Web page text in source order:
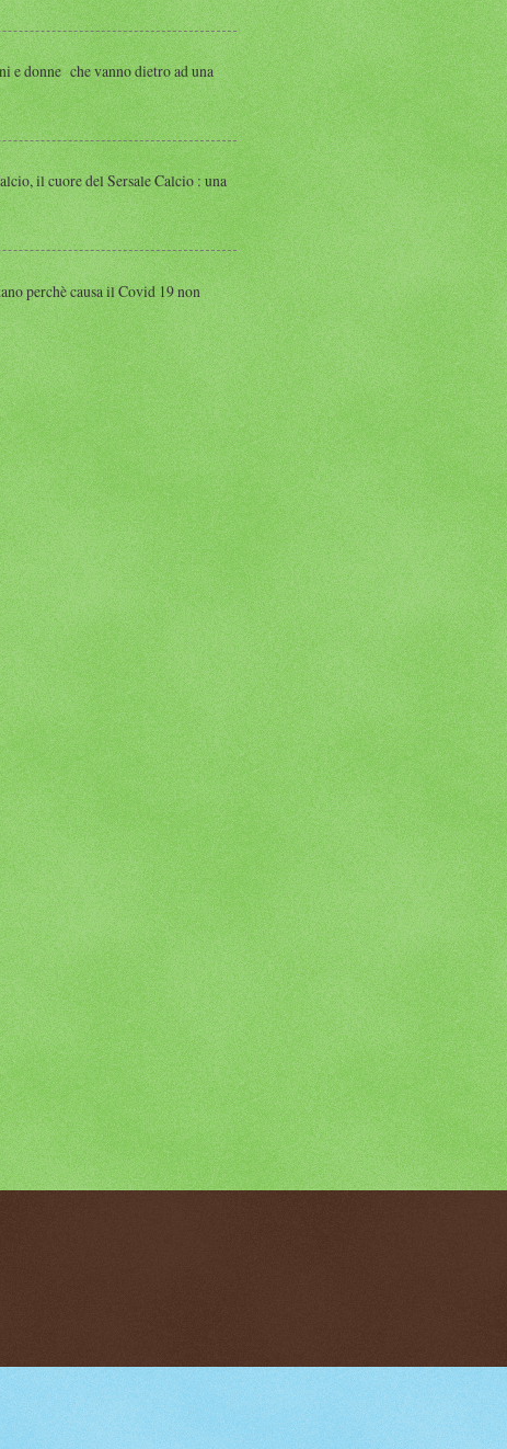
donne che vanno dietro ad una
il cuore del Sersale Calcio : una
perchè causa il Covid 19 non